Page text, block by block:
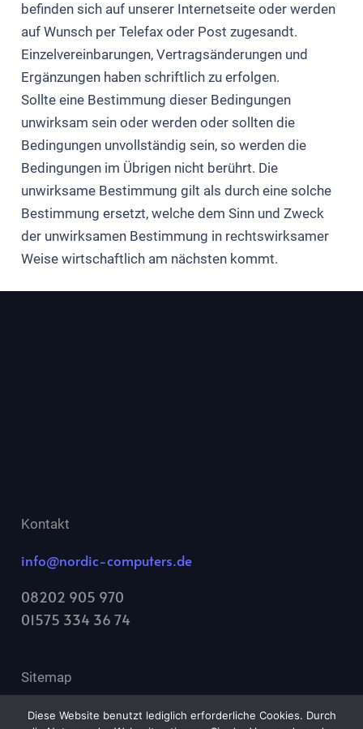
befinden sich auf unserer Internetseite oder werden
auf Wunsch per Telefax oder Post zugesandt.
Einzelvereinbarungen, Vertragsänderungen und
Ergänzungen haben schriftlich zu erfolgen.
Sollte eine Bestimmung dieser Bedingungen
unwirksam sein oder werden oder sollten die
Bedingungen unvollständig sein, so werden die
Bedingungen im Übrigen nicht berührt. Die
unwirksame Bestimmung gilt als durch eine solche
Bestimmung ersetzt, welche dem Sinn und Zweck
der unwirksamen Bestimmung in rechtswirksamer
Weise wirtschaftlich am nächsten kommt.
Kontakt
info@nordic-computers.de
08202 905 970
01575 334 36 74
Sitemap
Startseite
Diese Website benutzt lediglich erforderliche Cookies. Durch